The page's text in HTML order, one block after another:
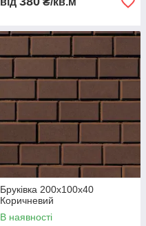
Бруківка 200х100х40
Коричневий
В наявності